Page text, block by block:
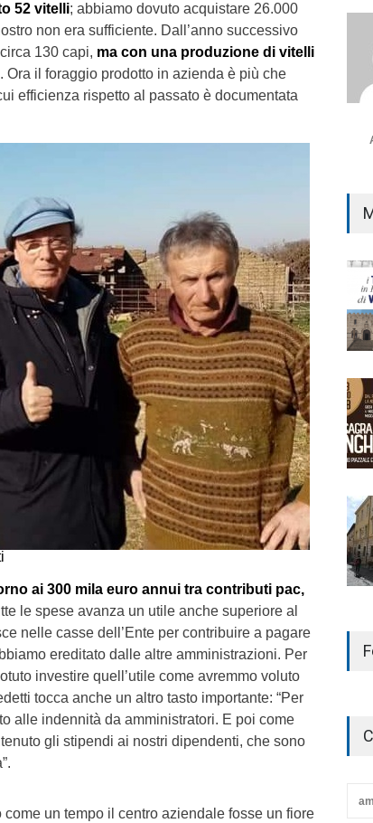
52 vitelli; abbiamo dovuto acquistare 26.000
non era sufficiente. Dall’anno successivo
130 capi, ma con una produzione di vitelli
. Ora il foraggio prodotto in azienda è più che
efficienza rispetto al passato è documentata
ai 300 mila euro annui tra contributi pac,
le spese avanza un utile anche superiore al
nelle casse dell’Ente per contribuire a pagare
ereditato dalle altre amministrazioni. Per
investire quell’utile come avremmo voluto
tocca anche un altro tasto importante: “Per
alle indennità da amministratori. E poi come
gli stipendi ai nostri dipendenti, che sono
un tempo il centro aziendale fosse un fiore